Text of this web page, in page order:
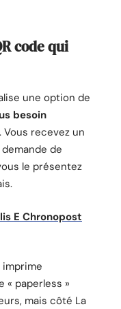
code qui
une option de
besoin
. Vous recevez un
de
le présentez
E Chronopost
imprime
« paperless »
mais côté La